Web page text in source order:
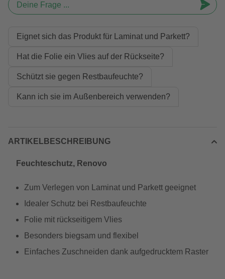
Deine Frage ...
Eignet sich das Produkt für Laminat und Parkett?
Hat die Folie ein Vlies auf der Rückseite?
Schützt sie gegen Restbaufeuchte?
Kann ich sie im Außenbereich verwenden?
ARTIKELBESCHREIBUNG
Feuchteschutz, Renovo
Zum Verlegen von Laminat und Parkett geeignet
Idealer Schutz bei Restbaufeuchte
Folie mit rückseitigem Vlies
Besonders biegsam und flexibel
Einfaches Zuschneiden dank aufgedrucktem Raster